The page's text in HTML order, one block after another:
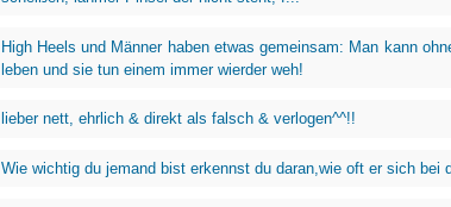
High Heels und Männer haben etwas gemeinsam: Man kann
leben und sie tun einem immer wierder weh!
lieber nett, ehrlich & direkt als falsch & verlogen^^!!
Wie wichtig du jemand bist erkennst du daran,wie oft er sich bei